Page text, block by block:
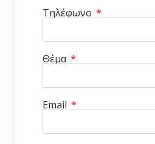
Τηλέφωνο
Θέμα
Email